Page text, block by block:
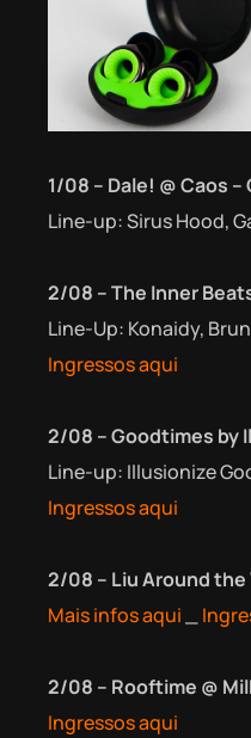
1/08 – Dale! @ Caos
Line-up: Sirus Hood,
2/08 – The Inner
Line-Up: Konaidy,
Ingressos aqui
2/08 – Goodtimes by
Line-up: Illusionize
Ingressos aqui
2/08 – Liu Around the
Mais infos aqui
2/08 – Rooftime @
Ingressos aqui